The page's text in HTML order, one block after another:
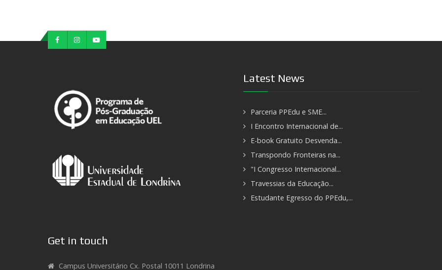
Get in touch
Campus Universitário Cx. Postal 10011 Londrina
Latest News
Parceria PPEdu e SME...
I Encontro Internacional de...
E-book Gratuito Desvenda...
Transpondo Fronteiras na...
"I Congresso Internacional...
Travessias da Educação...
Estudante Egresso do PPEdu,...